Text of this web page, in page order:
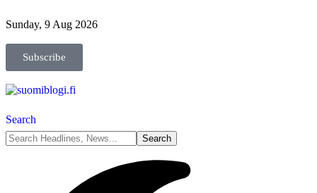
Sunday, 9 Aug 2026
Subscribe
Search